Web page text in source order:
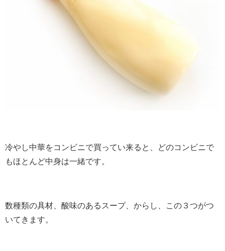
冷やし中華をコンビニで買ってい来ると、どのコンビニで
もほとんど中身は一緒です。
数種類の具材、酸味のあるスープ、からし、この３つがつ
いてきます。